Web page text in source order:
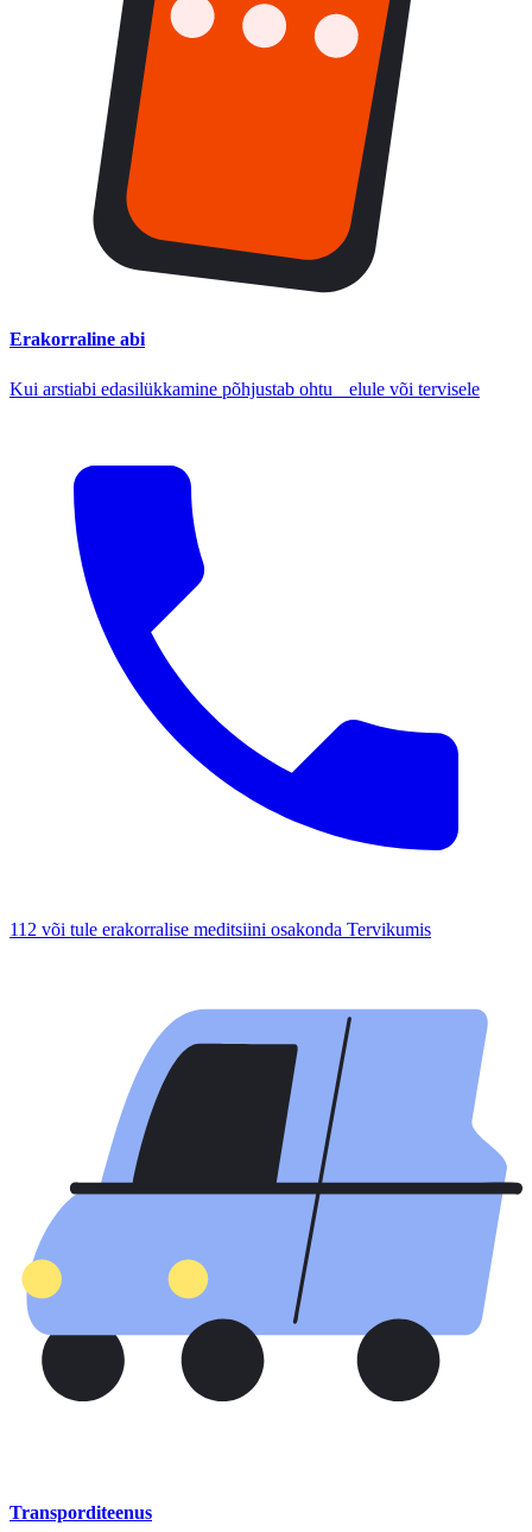
Erakorraline abi
Kui arstiabi edasilükkamine põhjustab ohtu elule või tervisele
112 või tule erakorralise meditsiini osakonda Tervikumis
Transporditeenus